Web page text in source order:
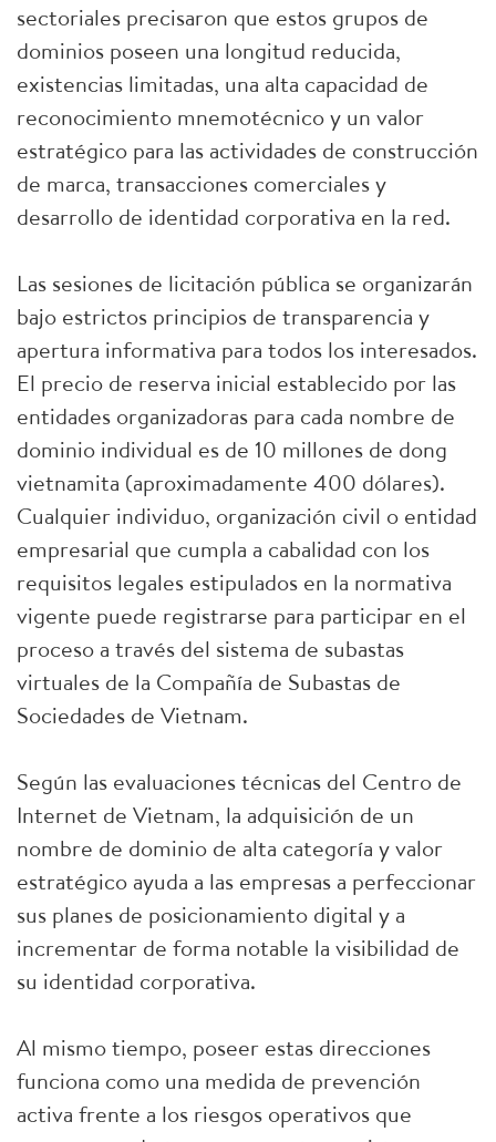
sectoriales precisaron que estos grupos de
dominios poseen una longitud reducida,
existencias limitadas, una alta capacidad de
reconocimiento mnemotécnico y un valor
estratégico para las actividades de construcción
de marca, transacciones comerciales y
desarrollo de identidad corporativa en la red.
Las sesiones de licitación pública se organizarán
bajo estrictos principios de transparencia y
apertura informativa para todos los interesados.
El precio de reserva inicial establecido por las
entidades organizadoras para cada nombre de
dominio individual es de 10 millones de dong
vietnamita (aproximadamente 400 dólares).
Cualquier individuo, organización civil o entidad
empresarial que cumpla a cabalidad con los
requisitos legales estipulados en la normativa
vigente puede registrarse para participar en el
proceso a través del sistema de subastas
virtuales de la Compañía de Subastas de
Sociedades de Vietnam.
Según las evaluaciones técnicas del Centro de
Internet de Vietnam, la adquisición de un
nombre de dominio de alta categoría y valor
estratégico ayuda a las empresas a perfeccionar
sus planes de posicionamiento digital y a
incrementar de forma notable la visibilidad de
su identidad corporativa.
Al mismo tiempo, poseer estas direcciones
funciona como una medida de prevención
activa frente a los riesgos operativos que